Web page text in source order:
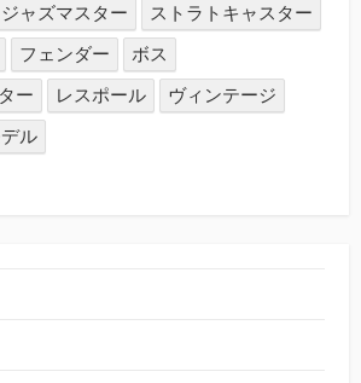
ジャズマスター
ストラトキャスター
フェンダー
ボス
ー
レスポール
ヴィンテージ
ル